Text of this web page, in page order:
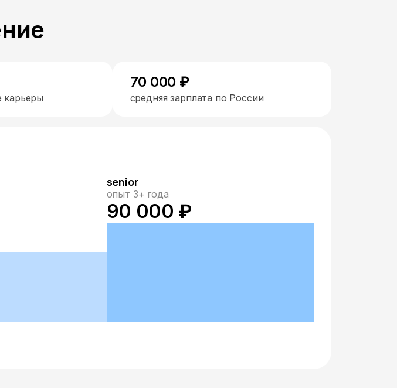
карьеры
70 000 ₽
средняя зарплата по России
senior
опыт 3+ года
90 000 ₽